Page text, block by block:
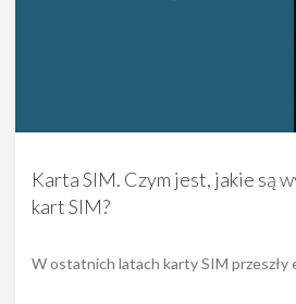
Karta SIM. Czym jest, jakie są
kart SIM?
W ostatnich latach karty SIM przeszły